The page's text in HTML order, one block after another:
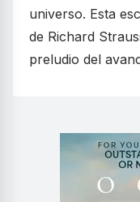
universo. Esta
de Richard
preludio del